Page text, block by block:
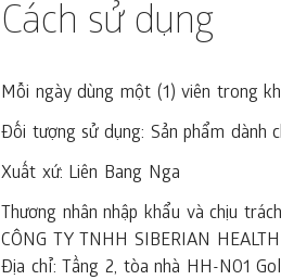
Cách sử dụng
Mỗi ngày dùng một (1) viên trong
Đối tượng sử dụng: Sản phẩm dành
Xuất xứ: Liên Bang Nga
Thương nhân nhập khẩu và chịu
CÔNG TY TNHH SIBERIAN
Địa chỉ: Tầng 2, tòa nhà HH-N01